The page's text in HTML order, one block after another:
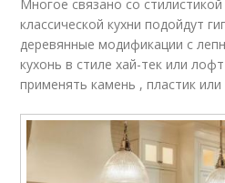
Многое связано со
классической кухни подойдут
деревянные модификации с
кухонь в стиле хай-тек или
применять камень , пластик